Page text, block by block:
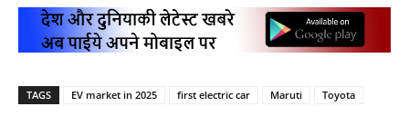
TAGS EV market in 2025 first electric car Maruti Toyota